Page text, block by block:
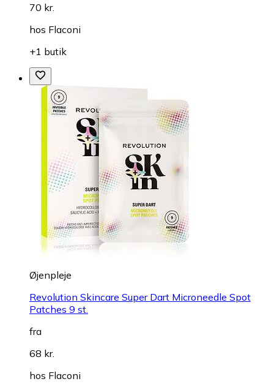
70 kr.
hos Flaconi
+1 butik
Øjenpleje
Revolution Skincare Super Dart Microneedle Spot
Patches 9 st.
fra
68 kr.
hos Flaconi